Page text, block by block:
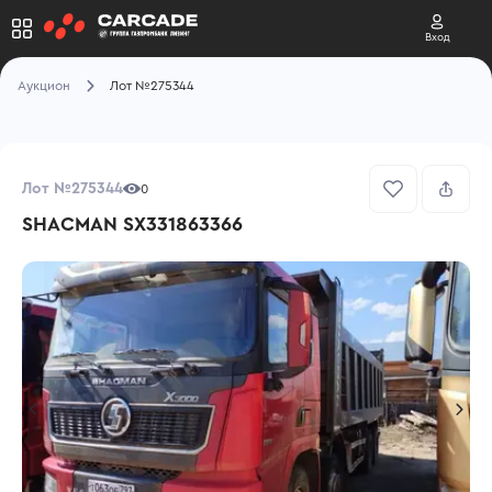
Вход
Аукцион Лот №275344
Лот №275344 0
SHACMAN SX331863366